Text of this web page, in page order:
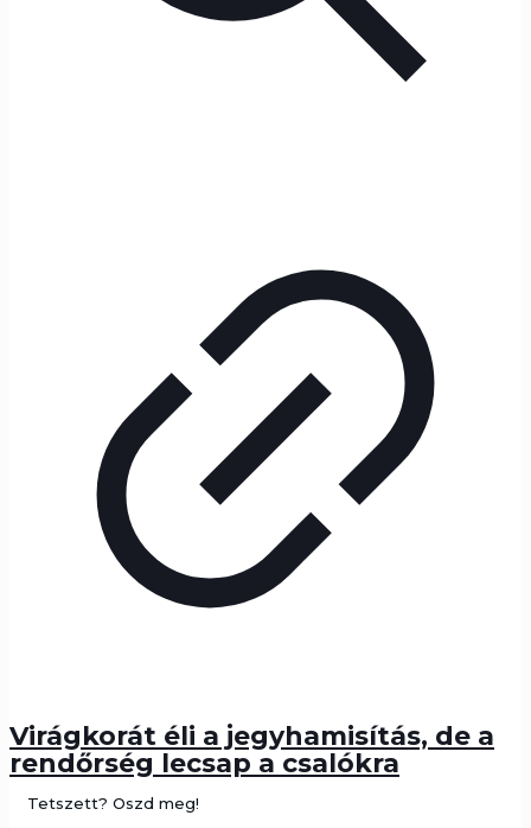
Virágkorát éli a jegyhamisítás, de a
rendőrség lecsap a csalókra
Tetszett? Oszd meg!